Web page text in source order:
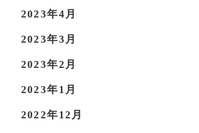
2023年4月
2023年3月
2023年2月
2023年1月
2022年12月